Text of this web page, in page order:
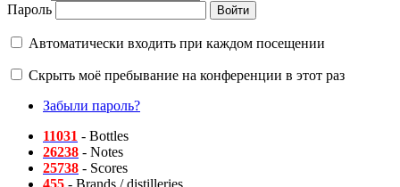
Пароль
Автоматически входить при каждом посещении
Скрыть моё пребывание на конференции в этот раз
Забыли пароль?
11031 - Bottles
26238 - Notes
25738 - Scores